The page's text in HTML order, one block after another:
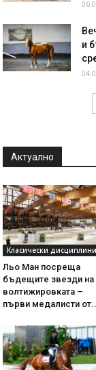
и
Актуално
Класически дисциплини
Льо Ман посреща
бъдещите звезди на
волтижировката –
първи медалисти